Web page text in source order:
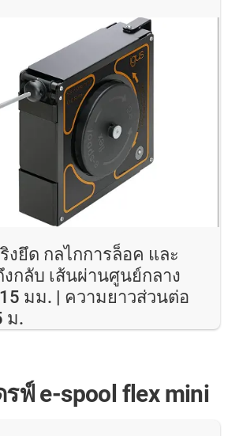
งยึด กลไกการล็อค และ
กลับ เส้นผ่านศูนย์กลาง
มม. | ความยาวส่วนต่อ
ม.
รฟ์ e-spool flex mini